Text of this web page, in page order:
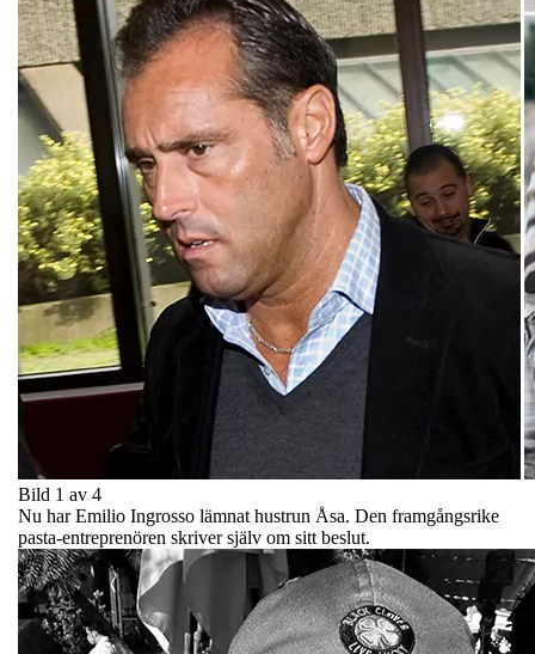
Bild 1 av 4
Nu har Emilio Ingrosso lämnat hustrun Åsa. Den framgångsrike
pasta-entreprenören skriver själv om sitt beslut.